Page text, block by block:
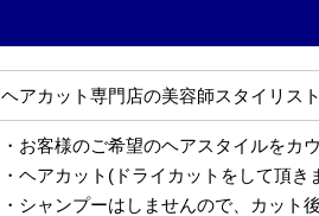
ヘアカット専門店の美容師スタイリスト
・お客様のご希望のヘアスタイルをカ
・ヘアカット(ドライカットをして頂き
・シャンプーはしませんので、カット